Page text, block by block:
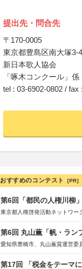
提出先・問合先
〒170-0005
東京都豊島区南大塚3-
新日本歌人協会
「啄木コンクール」係
tel : 03-6902-0802 / fax
おすすめのコンテスト [PR]
第6回「都民の人権川柳」
東京都人権啓発活動ネットワー
第6回 丸山薫「帆・ラン
愛知県豊橋市、丸山薫賞運営委
第17回 「税金をテーマ